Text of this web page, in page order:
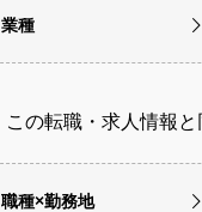
業種
この転職・求人情報
職種×勤務地